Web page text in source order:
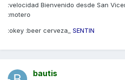
:velocidad Bienvenido desde San
:motero
:okey :beer cerveza_ SENTIN
bautis